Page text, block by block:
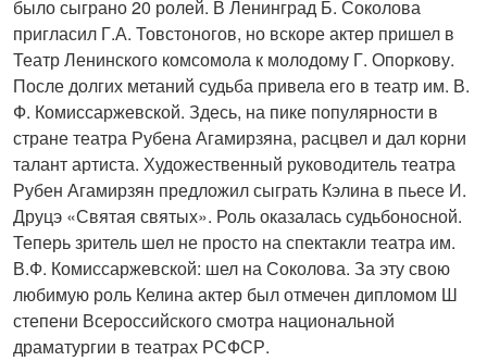
было сыграно 20 ролей. В Ленинград Б. Соколова
пригласил Г.А. Товстоногов, но вскоре актер пришел в
Театр Ленинского комсомола к молодому Г. Опоркову.
После долгих метаний судьба привела его в театр им. В.
Ф. Комиссаржевской. Здесь, на пике популярности в
стране театра Рубена Агамирзяна, расцвел и дал корни
талант артиста. Художественный руководитель театра
Рубен Агамирзян предложил сыграть Кэлина в пьесе И.
Друцэ «Святая святых». Роль оказалась судьбоносной.
Теперь зритель шел не просто на спектакли театра им.
В.Ф. Комиссаржевской: шел на Соколова. За эту свою
любимую роль Келина актер был отмечен дипломом Ш
степени Всероссийского смотра национальной
драматургии в театрах РСФСР.